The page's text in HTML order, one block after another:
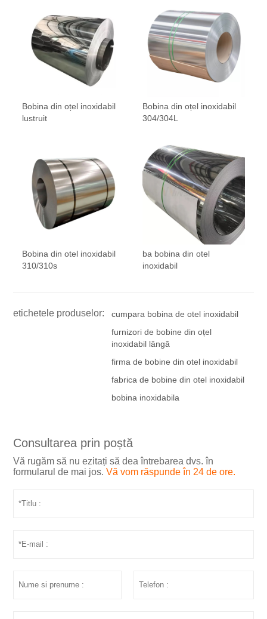
Bobina din oțel inoxidabil
lustruit
Bobina din oțel inoxidabil
304/304L
Bobina din otel inoxidabil
310/310s
ba bobina din otel
inoxidabil
etichetele produselor:
cumpara bobina de otel inoxidabil
furnizori de bobine din oțel
inoxidabil lângă
firma de bobine din otel inoxidabil
fabrica de bobine din otel inoxidabil
bobina inoxidabila
Consultarea prin poștă
Vă rugăm să nu ezitați să dea întrebarea dvs. în
formularul de mai jos.Vă vom răspunde în 24 de ore.